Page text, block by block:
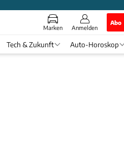
Marken Anmelden
Abo
Tech & Zukunft Auto-Horoskop